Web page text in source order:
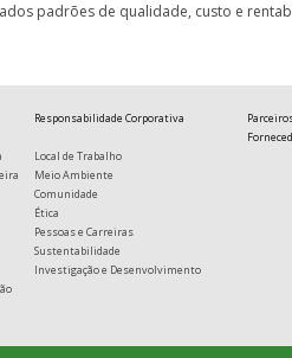
padrões de qualidade, custo e
Responsabilidade Corporativa
Local de Trabalho
Meio Ambiente
Comunidade
Ética
Pessoas e Carreiras
Sustentabilidade
Investigação e Desenvolvimento